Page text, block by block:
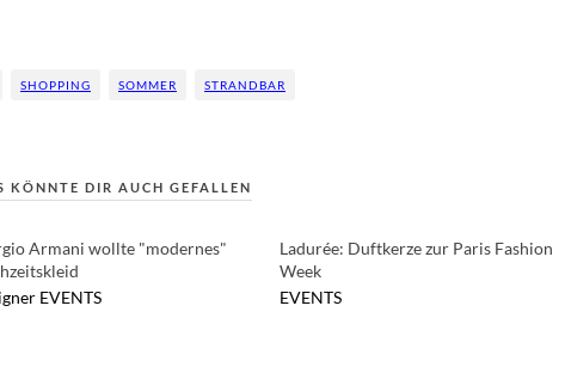
SHOPPING SOMMER STRANDBAR
KÖNNTE DIR AUCH GEFALLEN
Armani wollte "modernes"
EVENTS
Ladurée: Duftkerze zur Paris Fashion
Week
EVENTS